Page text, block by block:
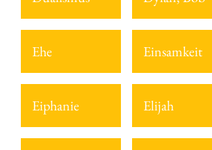
Ehe Einsamkeit
Eiphanie Elijah